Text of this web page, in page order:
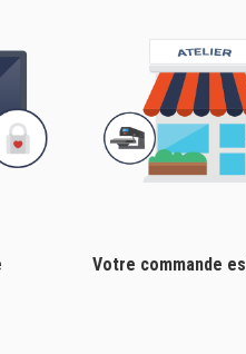
Votre commande